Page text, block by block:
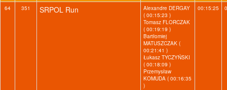
64 351 SRPOL Run
Alexandre DERGAY
( 00:15:23 )
Tomasz FLORCZAK
( 00:19:19 )
Bartłomiej
MATUSZCZAK (
00:21:41 )
Łukasz TYCZYŃSKI
( 00:18:09 )
Przemysław
KOMUDA ( 00:16:35
)
00:15:25